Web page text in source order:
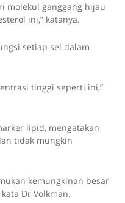
molekul ganggang hijau
ini,” katanya.
setiap sel dalam
tinggi seperti ini,”
lipid, mengatakan
tidak mungkin
kemungkinan besar
Dr Volkman.